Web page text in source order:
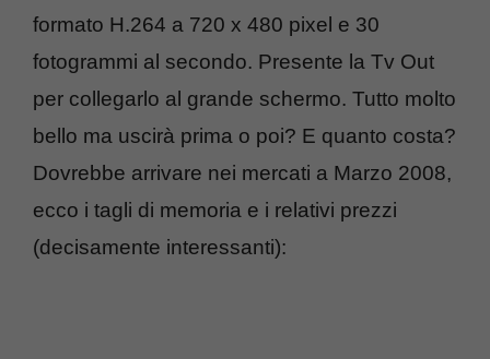
formato H.264 a 720 x 480 pixel e 30
fotogrammi al secondo. Presente la Tv Out
per collegarlo al grande schermo. Tutto molto
bello ma uscirà prima o poi? E quanto costa?
Dovrebbe arrivare nei mercati a Marzo 2008,
ecco i tagli di memoria e i relativi prezzi
(decisamente interessanti):